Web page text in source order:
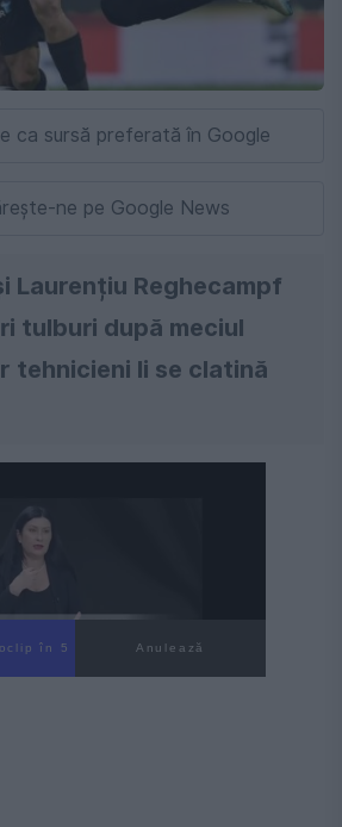
ca sursă preferată în Google
ne pe Google News
Laurențiu Reghecampf
tulburi după meciul
tehnicieni li se clatină
în 4 Anulează